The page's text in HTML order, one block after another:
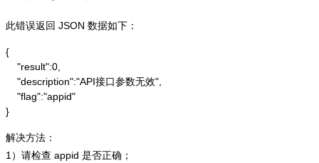
此错误返回 JSON 数据如下：
{
    "result":0,
    "description":"API接口参数无效",
    "flag":"appid"
}
解决方法：
1）请检查 appid 是否正确；